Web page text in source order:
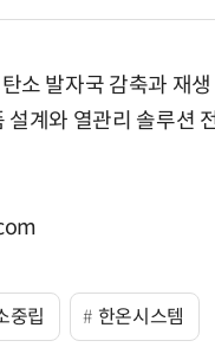
소 발자국 감축과 재
설계와 열관리 솔루션
중립 한온시스템